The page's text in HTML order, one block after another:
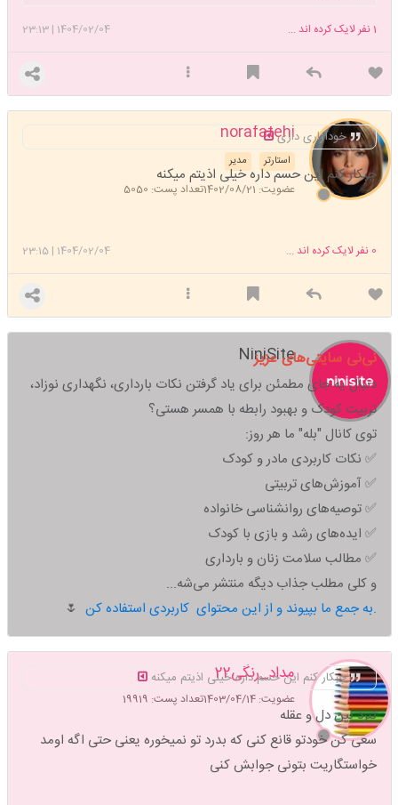
1404/02/04
|
23:13 1نفر لایک کرده اند ...
norafatehi
مدیر استارتر
عضویت: 1402/08/21 تعداد پست: 5050
خودآزاری داری
چبکار کنم این حسم داره خیلی اذیتم میکنه
1404/02/04
|
23:15 0 نفر لایک کرده اند ...
NiniSite
نی‌نی سایتی‌های عزیز
دنبال یه جای مطمئن برای یاد گرفتن نکات بارداری، نگهداری نوزاد،
تربیت کودک و بهبود رابطه با همسر هستی؟
توی کانال "بله" ما هر روز:
✅ نکات کاربردی مادر و کودک
✅ آموزش‌های تربیتی
✅ توصیه‌های روانشناسی خانواده
✅ ایده‌های رشد و بازی با کودک
✅ مطالب سلامت زنان و بارداری
و کلی مطلب جذاب دیگه منتشر می‌شه...
به جمع ما بپیوند و از این محتوای کاربردی استفاده کن.
🌷
مداد_رنگی22
عضویت: 1403/04/14 تعداد پست: 19919
چبکار کنم این حسم داره خیلی اذیتم میکنه
نبرد بین دل و عقله
سعی کن خودتو قانع کنی که بدرد تو نمیخوره یعنی حتی اگه اومد
خواستگاریت بتونی جوابش کنی